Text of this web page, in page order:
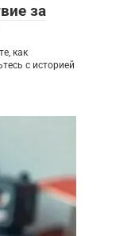
за
как
с историей